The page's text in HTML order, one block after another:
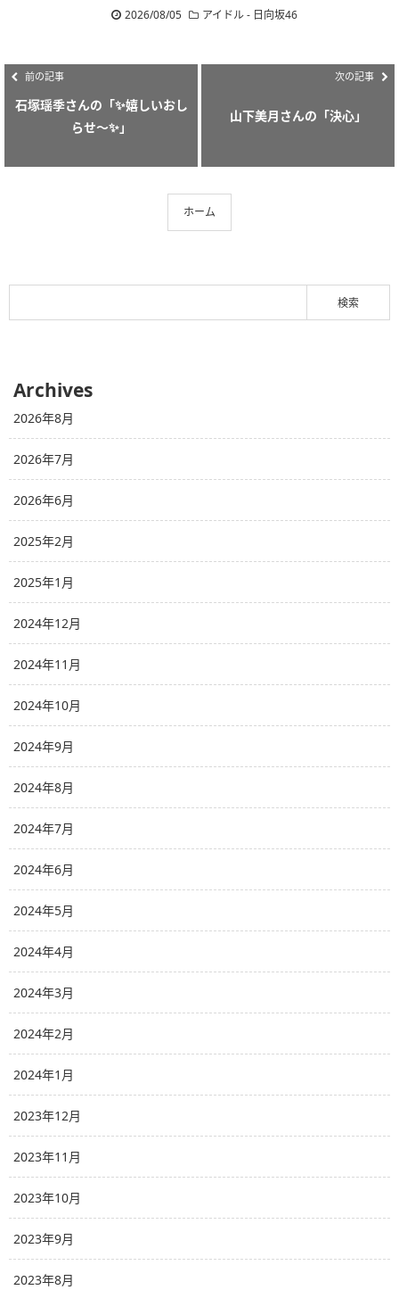
2026/08/05
アイドル - 日向坂46
前の記事
石塚瑶季さんの「✨嬉しいおし
らせ〜✨」
次の記事
山下美月さんの「決心」
ホーム
Archives
2026年8月
2026年7月
2026年6月
2025年2月
2025年1月
2024年12月
2024年11月
2024年10月
2024年9月
2024年8月
2024年7月
2024年6月
2024年5月
2024年4月
2024年3月
2024年2月
2024年1月
2023年12月
2023年11月
2023年10月
2023年9月
2023年8月